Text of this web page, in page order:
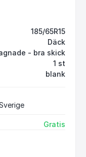
185/65R15
Däck
- bra skick
1 st
blank
Gratis